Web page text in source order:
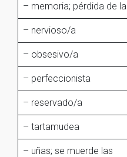
– memoria; pérdida de la
– nervioso/a
– obsesivo/a
– perfeccionista
– reservado/a
– tartamudea
– uñas; se muerde las